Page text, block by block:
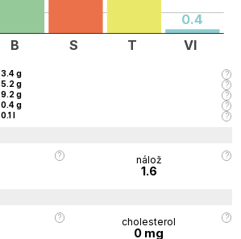
0.4
B S T Vl
3.4 g
5.2g
9.2g
0.4 g
0.1
nálož
1.6
cholesterol
0 mg